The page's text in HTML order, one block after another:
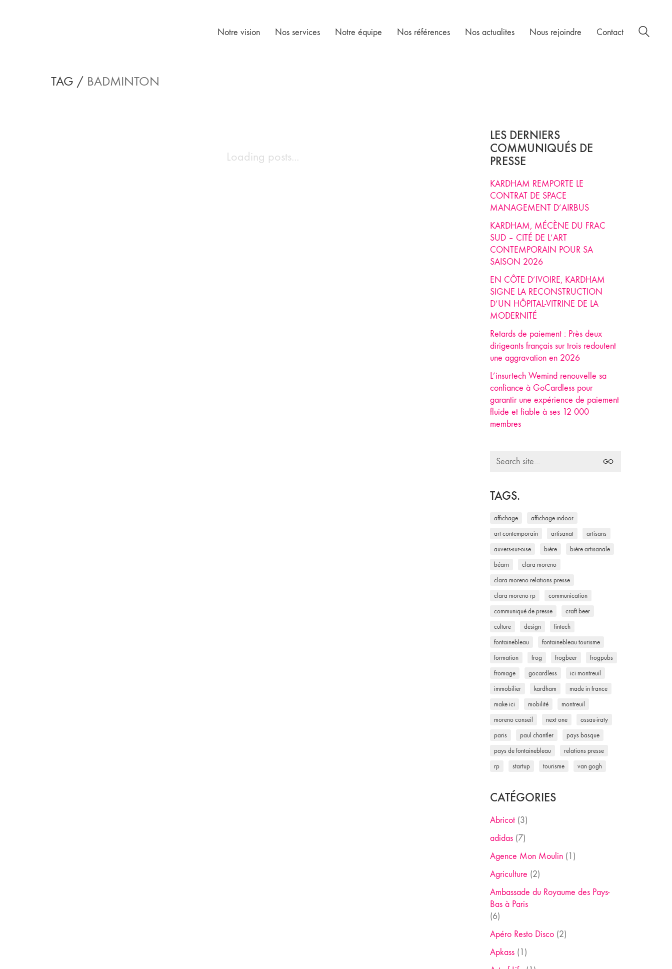
Notre vision Nos services Notre équipe Nos références Nos actualites Nous rejoindre Contact
TAG / BADMINTON
Loading posts...
LES DERNIERS
COMMUNIQUÉS DE
PRESSE
KARDHAM REMPORTE LE
CONTRAT DE SPACE
MANAGEMENT D’AIRBUS
KARDHAM, MÉCÈNE DU FRAC
SUD – CITÉ DE L’ART
CONTEMPORAIN POUR SA
SAISON 2026
EN CÔTE D’IVOIRE, KARDHAM
SIGNE LA RECONSTRUCTION
D’UN HÔPITAL-VITRINE DE LA
MODERNITÉ
Retards de paiement : Près deux
dirigeants français sur trois redoutent
une aggravation en 2026
L’insurtech Wemind renouvelle sa
confiance à GoCardless pour
garantir une expérience de paiement
fluide et fiable à ses 12 000
membres
Search
TAGS.
affichage affichage indoor
art contemporain artisanat artisans
auvers-sur-oise bière bière artisanale
béarn clara moreno
clara moreno relations presse
clara moreno rp communication
communiqué de presse craft beer
culture design fintech
fontainebleau fontainebleau tourisme
formation frog frogbeer frogpubs
fromage gocardless ici montreuil
immobilier kardham made in france
make ici mobilité montreuil
moreno conseil next one ossau-iraty
paris paul chantler pays basque
pays de fontainebleau relations presse
rp startup tourisme van gogh
CATÉGORIES
Abricot(3)
adidas(7)
Agence Mon Moulin(1)
Agriculture (2)
Ambassade du Royaume des Pays-
Bas à Paris
(6)
Apéro Resto Disco(2)
Apkass(1)